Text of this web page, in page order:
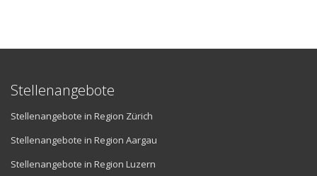
Stellenangebote
Stellenangebote in Region Zürich
Stellenangebote in Region Aargau
Stellenangebote in Region Luzern